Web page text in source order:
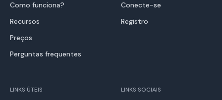
Como funciona?
Recursos
Preços
Perguntas frequentes
Conecte-se
Registro
LINKS ÚTEIS LINKS SOCIAIS